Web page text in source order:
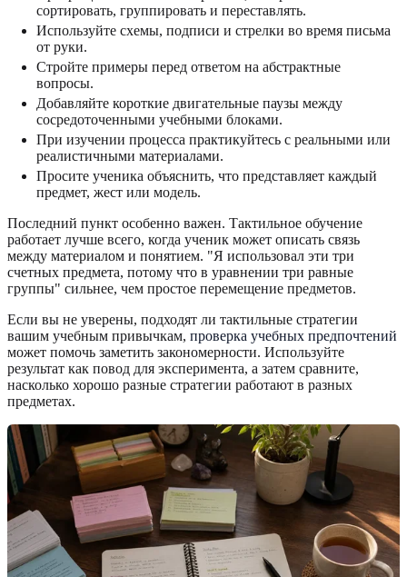
сортировать, группировать и переставлять.
Используйте схемы, подписи и стрелки во время письма
от руки.
Стройте примеры перед ответом на абстрактные
вопросы.
Добавляйте короткие двигательные паузы между
сосредоточенными учебными блоками.
При изучении процесса практикуйтесь с реальными или
реалистичными материалами.
Просите ученика объяснить, что представляет каждый
предмет, жест или модель.
Последний пункт особенно важен. Тактильное обучение
работает лучше всего, когда ученик может описать связь
между материалом и понятием. "Я использовал эти три
счетных предмета, потому что в уравнении три равные
группы" сильнее, чем простое перемещение предметов.
Если вы не уверены, подходят ли тактильные стратегии
вашим учебным привычкам, проверка учебных предпочтений
может помочь заметить закономерности. Используйте
результат как повод для эксперимента, а затем сравните,
насколько хорошо разные стратегии работают в разных
предметах.